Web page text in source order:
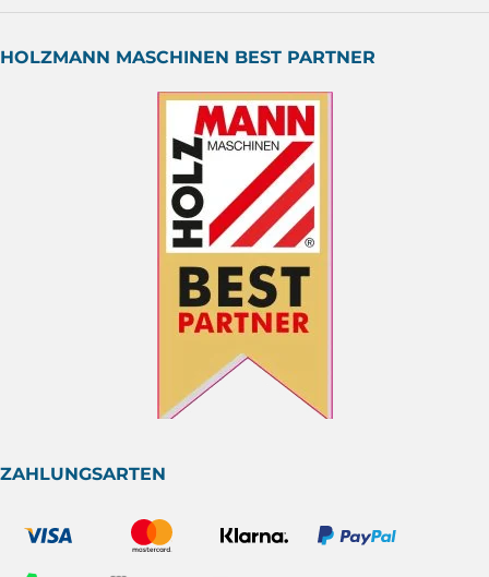
HOLZMANN MASCHINEN BEST PARTNER
ZAHLUNGSARTEN